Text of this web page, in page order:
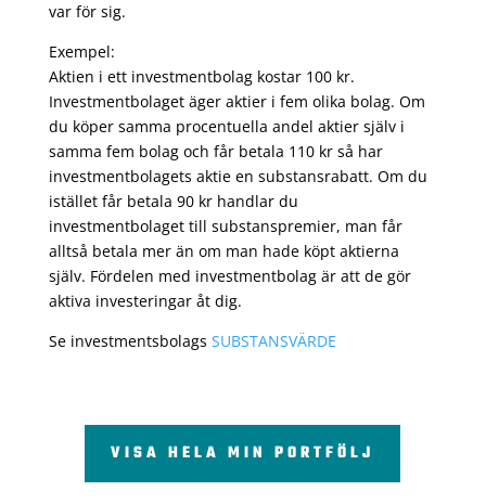
var för sig.
Exempel:
Aktien i ett investmentbolag kostar 100 kr.
Investmentbolaget äger aktier i fem olika bolag. Om
du köper samma procentuella andel aktier själv i
samma fem bolag och får betala 110 kr så har
investmentbolagets aktie en substansrabatt. Om du
istället får betala 90 kr handlar du
investmentbolaget till substanspremier, man får
alltså betala mer än om man hade köpt aktierna
själv. Fördelen med investmentbolag är att de gör
aktiva investeringar åt dig.
Se investmentsbolags SUBSTANSVÄRDE
VISA HELA MIN PORTFÖLJ